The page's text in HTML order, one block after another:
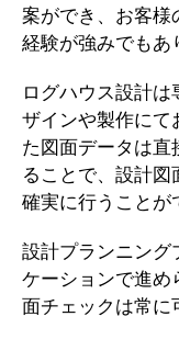
案ができ、お客様
経験が強みでもあ
ログハウス設計
ザインや製作にて
た図面データは直
ることで、設計図
確実に行うことが
設計プランニング
ケーションで進め
面チェックは常に